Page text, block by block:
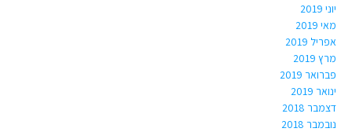
יוני 2019
מאי 2019
אפריל 2019
מרץ 2019
פברואר 2019
ינואר 2019
דצמבר 2018
נובמבר 2018